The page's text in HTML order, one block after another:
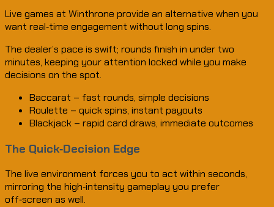
Live games at Winthrone provide an alternative when you
want real‑time engagement without long spins.
The dealer’s pace is swift; rounds finish in under two
minutes, keeping your attention locked while you make
decisions on the spot.
Baccarat – fast rounds, simple decisions
Roulette – quick spins, instant payouts
Blackjack – rapid card draws, immediate outcomes
The Quick‑Decision Edge
The live environment forces you to act within seconds,
mirroring the high‑intensity gameplay you prefer
off‑screen as well.